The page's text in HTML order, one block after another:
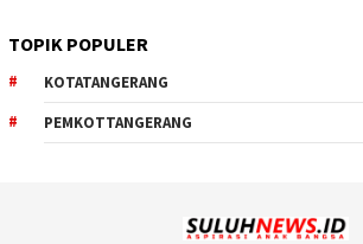
TOPIK POPULER
KOTATANGERANG
PEMKOTTANGERANG